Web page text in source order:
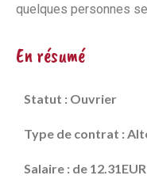
quelques personnes
En résumé
Statut : Ouvrier
Type de contrat :
Salaire : de